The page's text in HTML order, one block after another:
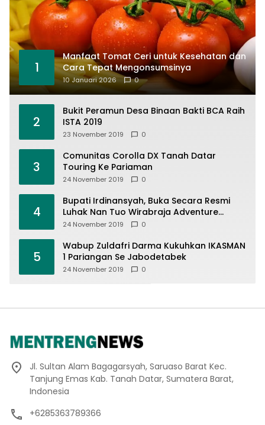
1
Manfaat Tomat Ceri untuk Kesehatan dan
Cara Tepat Mengonsumsinya
10 Januari 2026 0
2
Bukit Peramun Desa Binaan Bakti BCA Raih
ISTA 2019
23 November 2019 0
3
Comunitas Corolla DX Tanah Datar
Touring Ke Pariaman
24 November 2019 0
4
Bupati Irdinansyah, Buka Secara Resmi
Luhak Nan Tuo Wirabraja Adventure
Offroad 2019
24 November 2019 0
5
Wabup Zuldafri Darma Kukuhkan IKASMAN
1 Pariangan Se Jabodetabek
24 November 2019 0
Jl. Sultan Alam Bagagarsyah, Saruaso Barat Kec.
Tanjung Emas Kab. Tanah Datar, Sumatera Barat,
Indonesia
+6285363789366